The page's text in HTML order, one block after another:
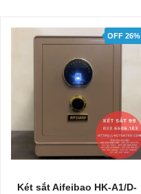
OFF 21%
Két sắt Aifeibao HK-MD-